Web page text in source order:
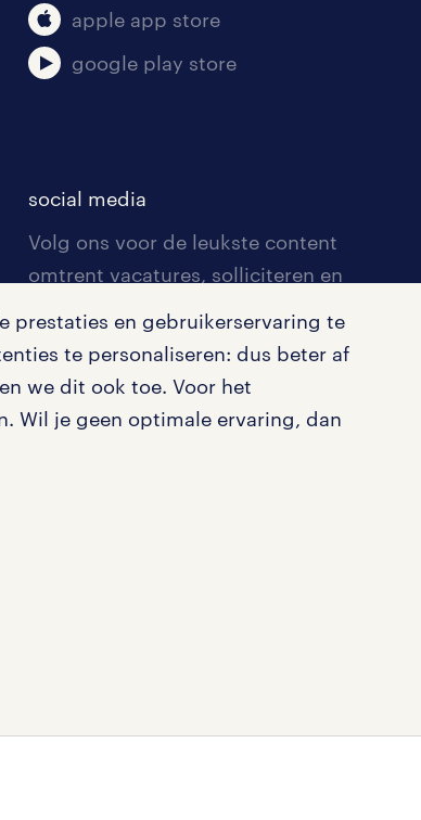
prestaties en gebruikerservaring te
te personaliseren: dus beter af
we dit ook toe. Voor het
Wil je geen optimale ervaring, dan
apple app store
google play store
social media
Volg ons voor de leukste content
omtrent vacatures, solliciteren en